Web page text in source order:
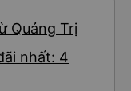
Quảng Trị
nhất: 4